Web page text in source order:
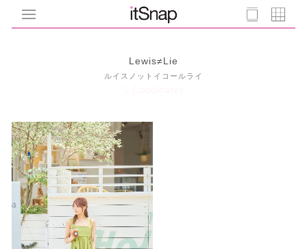
Lewis≠Lie
ルイスノットイコールライ
1 Coodinates